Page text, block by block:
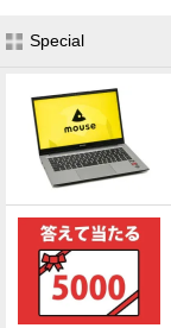
Special